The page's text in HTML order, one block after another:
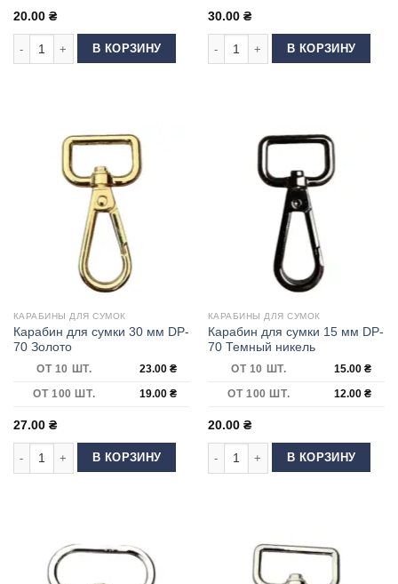
20.00 ₴
Количество товара Карабин для сумки "скорпион" 30 мм Золото
В КОРЗИНУ
30.00 ₴
Количество товара Карабин для
В КОРЗИНУ
КАРАБИНЫ ДЛЯ СУМОК
Карабин для сумки 30 мм DP-
70 Золото
ОТ 10 ШТ. 23.00 ₴
ОТ 100 ШТ.
19.00 ₴
27.00 ₴
Количество товара Карабин для сумки 30 мм DP-70 Золото
В КОРЗИНУ
КАРАБИНЫ ДЛЯ СУМОК
Карабин для сумки 15 мм DP-
70 Темный никель
ОТ 10 ШТ. 15.00 ₴
ОТ 100 ШТ.
12.00 ₴
20.00 ₴
Количество товара Карабин для
В КОРЗИНУ